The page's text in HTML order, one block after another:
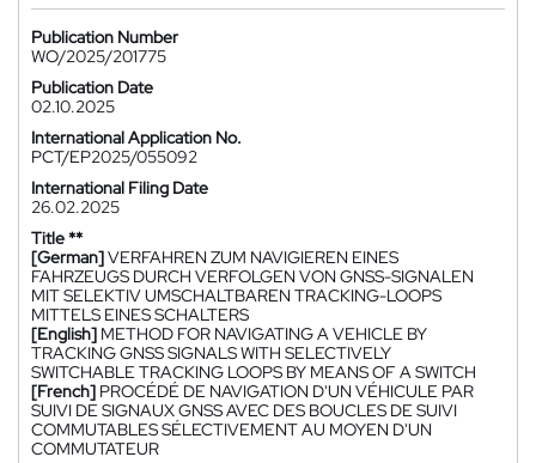
Publication Number
WO/2025/201775
Publication Date
02.10.2025
International Application No.
PCT/EP2025/055092
International Filing Date
26.02.2025
Title **
[German]VERFAHREN ZUM NAVIGIEREN EINES
FAHRZEUGS DURCH VERFOLGEN VON GNSS-SIGNALEN
MIT SELEKTIV UMSCHALTBAREN TRACKING-LOOPS
MITTELS EINES SCHALTERS
[English] METHOD FOR NAVIGATING A VEHICLE BY
TRACKING GNSS SIGNALS WITH SELECTIVELY
SWITCHABLE TRACKING LOOPS BY MEANS OF A SWITCH
[French] PROCÉDÉ DE NAVIGATION D'UN VÉHICULE PAR
SUIVI DE SIGNAUX GNSS AVEC DES BOUCLES DE SUIVI
COMMUTABLES SÉLECTIVEMENT AU MOYEN D'UN
COMMUTATEUR